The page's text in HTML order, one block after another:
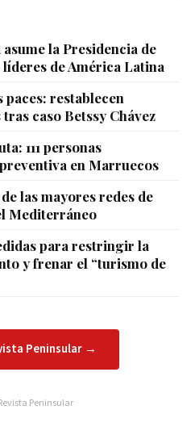
la Presidencia de
de América Latina
paces: restablecen
caso Betssy Chávez
111 personas
en Marruecos
las mayores redes de
Mediterráneo
para restringir la
y frenar el “turismo de
Peninsular →
Peninsular